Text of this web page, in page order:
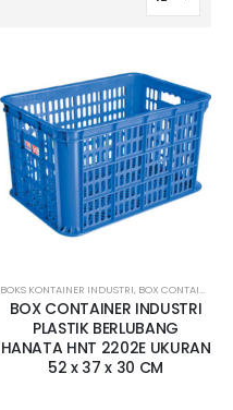
,BOX CONTAINER SEDANG, CONTAINER
BOKS KONTAINER INDUSTRI, BOX CONTAINER LUBANG
BOX CONTAINER INDUSTRI
PLASTIK BERLUBANG
HANATA HNT 2202E UKURAN
52 x 37 x 30 CM